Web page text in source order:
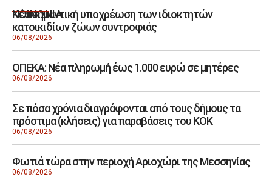
ΚΟΙΝΩΝΙΑ
Νέα σημαντική υποχρέωση των ιδιοκτητών
κατοικιδίων ζώων συντροφιάς
06/08/2026
ΟΠΕΚΑ: Νέα πληρωμή έως 1.000 ευρώ σε μητέρες
06/08/2026
Σε πόσα χρόνια διαγράφονται από τους δήμους τα
πρόστιμα (κλήσεις) για παραβάσεις του ΚΟΚ
06/08/2026
Φωτιά τώρα στην περιοχή Αριοχώρι της Μεσσηνίας
06/08/2026